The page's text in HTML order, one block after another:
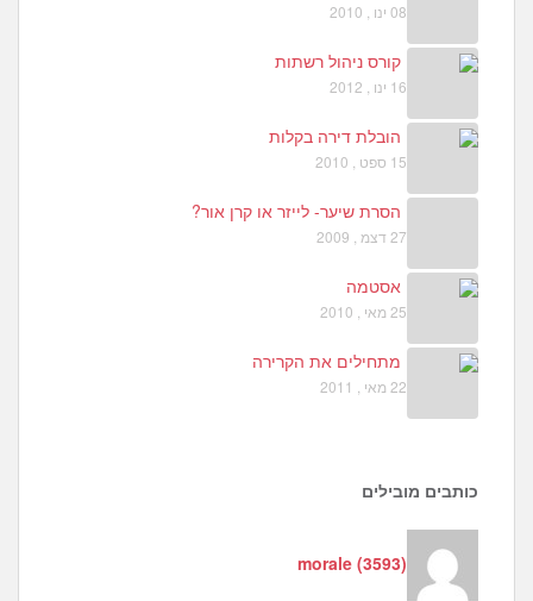
08 ינו , 2010
קורס ניהול רשתות
16 ינו , 2012
הובלת דירה בקלות
15 ספט , 2010
הסרת שיער- לייזר או קרן אור?
27 דצמ , 2009
אסטמה
25 מאי , 2010
מתחילים את הקרירה
22 מאי , 2011
כותבים מובילים
morale (3593)